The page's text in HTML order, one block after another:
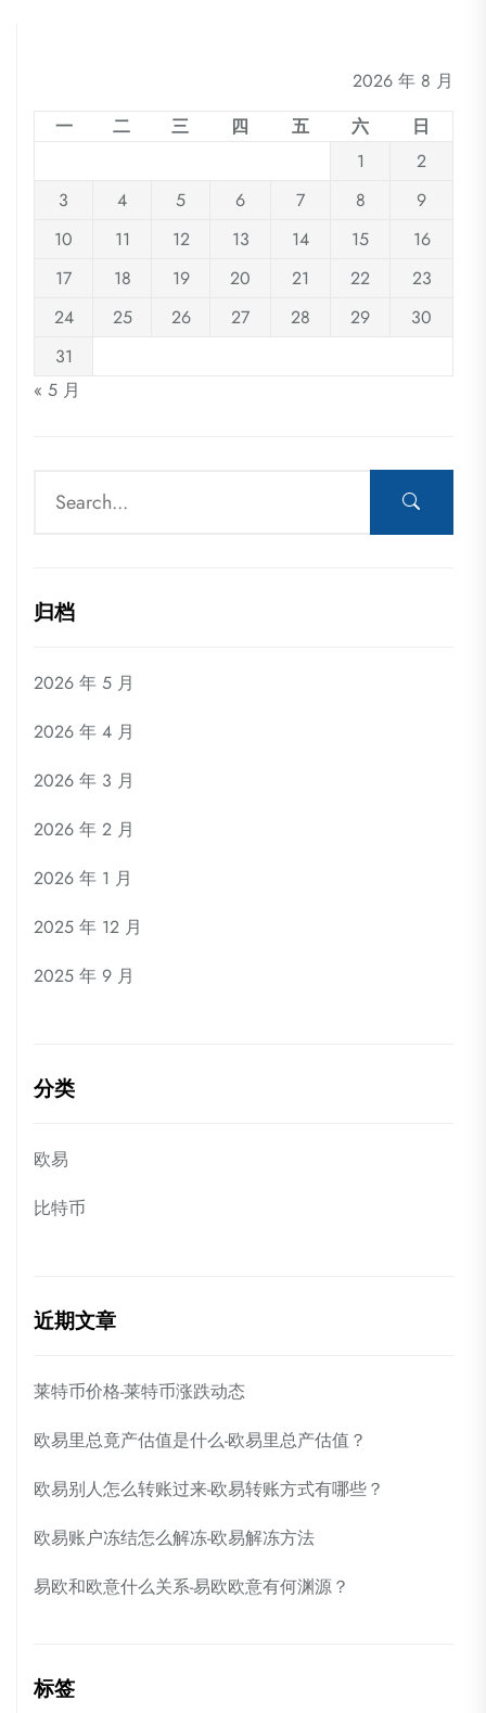
2026 年 8 月
一
二 三 四 五 六
日
1
2
3
4 5 6 7 8
9
10
11 12 13 14 15
16
17
18 19 20 21 22
23
24
25 26 27 28 29
30
31
« 5 月
归档
2026 年 5 月
2026 年 4 月
2026 年 3 月
2026 年 2 月
2026 年 1 月
2025 年 12 月
2025 年 9 月
分类
欧易
比特币
近期文章
莱特币价格-莱特币涨跌动态
欧易里总竟产估值是什么-欧易里总产估值？
欧易别人怎么转账过来-欧易转账方式有哪些？
欧易账户冻结怎么解冻-欧易解冻方法
易欧和欧意什么关系-易欧欧意有何渊源？
标签